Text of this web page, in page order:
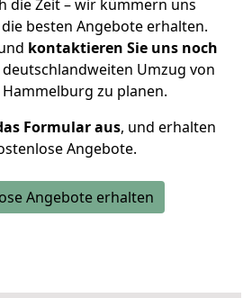
die Zeit – wir kümmern uns
besten Angebote erhalten.
kontaktieren Sie uns noch
Umzug von
zu planen.
Formular aus, und erhalten
Angebote.
Angebote erhalten